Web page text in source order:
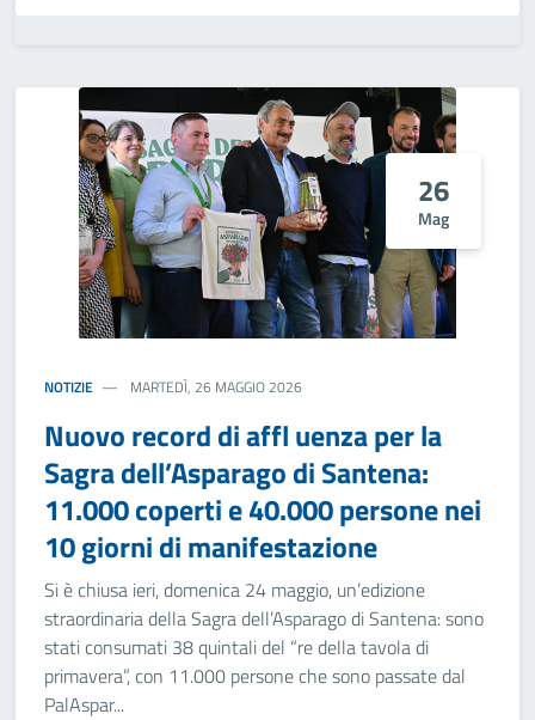
26
Mag
NOTIZIE MARTEDÌ, 26 MAGGIO 2026
Nuovo record di affl uenza per la
Sagra dell’Asparago di Santena:
11.000 coperti e 40.000 persone nei
10 giorni di manifestazione
Si è chiusa ieri, domenica 24 maggio, un’edizione
straordinaria della Sagra dell’Asparago di Santena: sono
stati consumati 38 quintali del “re della tavola di
primavera”, con 11.000 persone che sono passate dal
PalAspar...